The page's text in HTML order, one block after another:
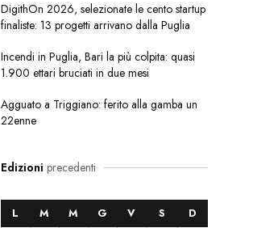
DigithOn 2026, selezionate le cento startup
finaliste: 13 progetti arrivano dalla Puglia
Incendi in Puglia, Bari la più colpita: quasi
1.900 ettari bruciati in due mesi
Agguato a Triggiano: ferito alla gamba un
22enne
Edizioni precedenti
L M M G V S
D